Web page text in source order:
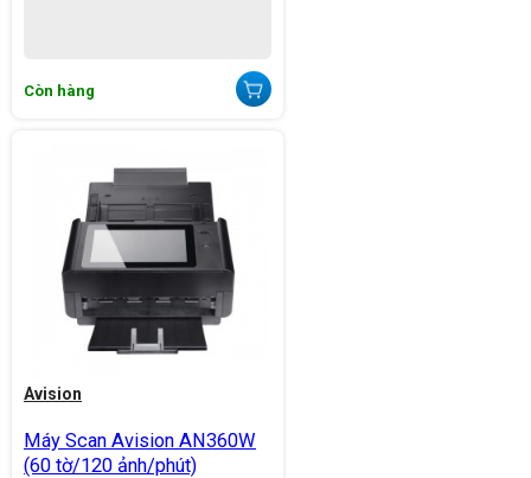
Còn hàng
Avision
Máy Scan Avision AN360W
(60 tờ/120 ảnh/phút)